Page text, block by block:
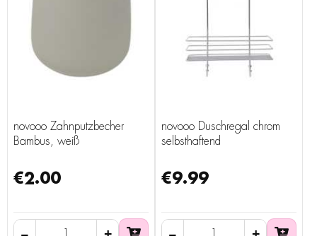
novooo Zahnputzbecher
Bambus, weiß
€2.00
novooo Duschregal chrom
selbsthaftend
€9.99